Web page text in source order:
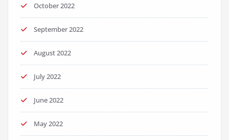
October 2022
September 2022
August 2022
July 2022
June 2022
May 2022